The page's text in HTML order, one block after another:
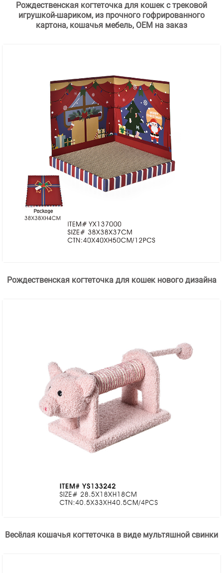
Рождественская когтеточка для кошек с трековой
игрушкой-шариком, из прочного гофрированного
картона, кошачья мебель, OEM на заказ
Рождественская когтеточка для кошек нового дизайна
Весёлая кошачья когтеточка в виде мультяшной свинки